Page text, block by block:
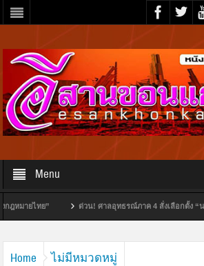
Menu
ไทย” ด่วน! ศาลอุทธรณ์ภาค 4 สั่งเลือกตั้ง “นายก
Home ไม่มีหมวดหมู่